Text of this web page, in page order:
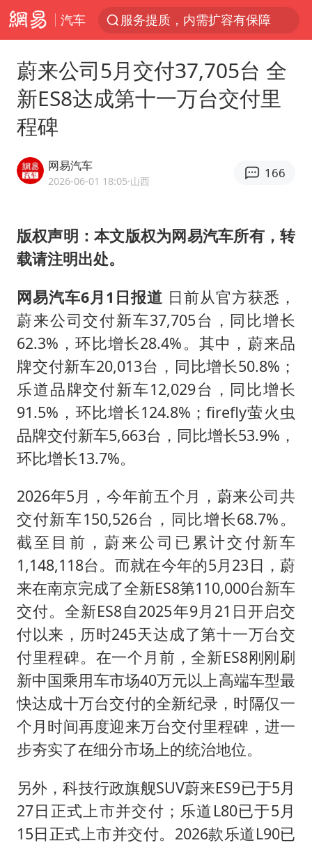
汽车
服务提质，内需扩容有保障
逃犯看演唱会 刚出地铁就被逮住
台风白海豚可能在浙江登陆
38岁山东财大教授刘海明逝世
人贩子“梅姨”真名谢家梅
A股创业板指低开1.78%
蜜雪冰城员工抽烟收银 门店现已停业
陕西柞水遭遇暴雨五千余户群众转移
汕头市政府被约谈
嘲讽周星驰无儿女没朋友 李修贤道歉
董路致歉：泰国10岁黑人父母是伪造的
外交部回应日本将中国列为最大挑战
蔚来公司5月交付37,705台 全
新ES8达成第十一万台交付里
程碑
网易汽车
2026-06-01 18:05·山西
166
版权声明：本文版权为网易汽车所有，转
载请注明出处。
网易汽车6月1日报道 日前从官方获悉，
蔚来公司交付新车37,705台，同比增长
62.3%，环比增长28.4%。其中，蔚来品
牌交付新车20,013台，同比增长50.8%；
乐道品牌交付新车12,029台，同比增长
91.5%，环比增长124.8%；firefly萤火虫
品牌交付新车5,663台，同比增长53.9%，
环比增长13.7%。
2026年5月，今年前五个月，蔚来公司共
交付新车150,526台，同比增长68.7%。
截至目前，蔚来公司已累计交付新车
1,148,118台。而就在今年的5月23日，蔚
来在南京完成了全新ES8第110,000台新车
交付。全新ES8自2025年9月21日开启交
付以来，历时245天达成了第十一万台交
付里程碑。在一个月前，全新ES8刚刚刷
新中国乘用车市场40万元以上高端车型最
快达成十万台交付的全新纪录，时隔仅一
个月时间再度迎来万台交付里程碑，进一
步夯实了在细分市场上的统治地位。
另外，科技行政旗舰SUV蔚来ES9已于5月
27日正式上市并交付；乐道L80已于5月
15日正式上市并交付。2026款乐道L90已